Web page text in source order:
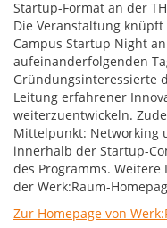
Startup-Format an der
Die Veranstaltung
Campus Startup Night
aufeinanderfolgenden
Gründungsinteressierte
Leitung erfahrener
weiterzuentwickeln.
Mittelpunkt: Networking
innerhalb der Startup-
des Programms.
der Werk:Raum-
Zur Homepage von